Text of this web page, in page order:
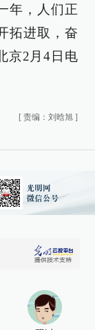
年，人们正
拓进取，奋
京2月4日电
[ 责编：刘晗旭 ]